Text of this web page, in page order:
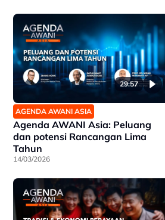
29:57
AGENDA AWANI ASIA
Agenda AWANI Asia: Peluang
dan potensi Rancangan Lima
Tahun
14/03/2026